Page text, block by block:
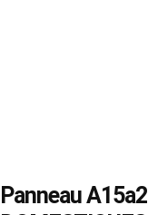
Panneau